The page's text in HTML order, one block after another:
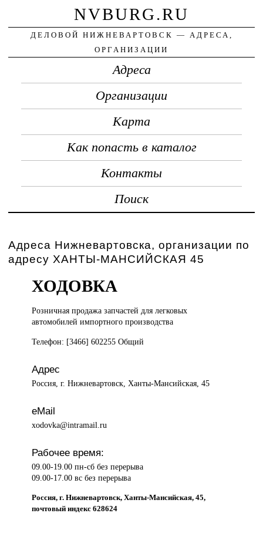
NVBURG.RU
ДЕЛОВОЙ НИЖНЕВАРТОВСК — АДРЕСА,
ОРГАНИЗАЦИИ
Адреса
Организации
Карта
Как попасть в каталог
Контакты
Поиск
Адреса Нижневартовска, организации по
адресу ХАНТЫ-МАНСИЙСКАЯ 45
ХОДОВКА
Розничная продажазапчастей для легковых
автомобилей импортного производства
Телефон: [3466] 602255 Общий
Адрес
Россия, г. Нижневартовск, Ханты-Мансийская, 45
eMail
xodovka@intramail.ru
Рабочее время:
09.00-19.00 пн-сб без перерыва
09.00-17.00 вс без перерыва
Россия, г. Нижневартовск, Ханты-Мансийская, 45,
почтовый индекс 628624